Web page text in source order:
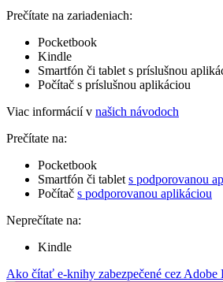
Prečítate na zariadeniach:
Pocketbook
Kindle
Smartfón či tablet s príslušnou
Počítač s príslušnou aplikáciou
Viac informácií v našich návodoch
Prečítate na:
Pocketbook
Smartfón či tablet s podporovanou
Počítač s podporovanou aplikáciou
Neprečítate na:
Kindle
Ako čítať e-knihy zabezpečené cez Adobe